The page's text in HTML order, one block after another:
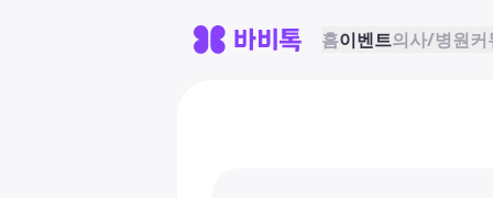
홈이벤트의사/병원커